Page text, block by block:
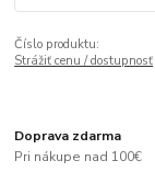
Číslo produktu:
Strážiť cenu / dostupnosť
Doprava zdarma
Pri nákupe nad 100€